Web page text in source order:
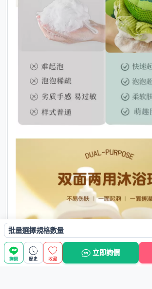
批量選擇規格數量
詢問 歷史 收藏
立即詢價